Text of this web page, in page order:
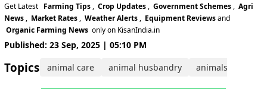
Get Latest Farming Tips , Crop Updates , Government Schemes , Agri
News , Market Rates , Weather Alerts , Equipment Reviewsand
Organic Farming News only on KisanIndia.in
Published: 23 Sep, 2025 | 05:10 PM
Topics: animal care animal husbandry animals